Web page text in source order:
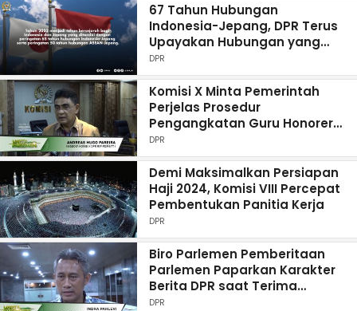
67 Tahun Hubungan
Indonesia-Jepang, DPR Terus
Upayakan Hubungan yang
Semakin Baik dan Kuat
DPR
Komisi X Minta Pemerintah
Perjelas Prosedur
Pengangkatan Guru Honorer
Jadi PPPK
DPR
Demi Maksimalkan Persiapan
Haji 2024, Komisi VIII Percepat
Pembentukan Panitia Kerja
DPR
Biro Parlemen Pemberitaan
Parlemen Paparkan Karakter
Berita DPR saat Terima
Stuban IPB
DPR